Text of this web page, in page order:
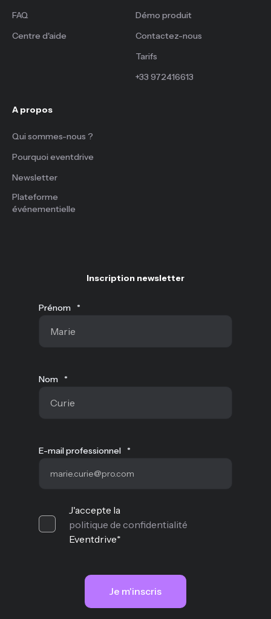
FAQ
Centre d'aide
Démo produit
Contactez-nous
Tarifs
+33 972416613
A propos
Qui sommes-nous ?
Pourquoi eventdrive
Newsletter
Plateforme
événementielle
Inscription newsletter
Prénom *
Nom *
E-mail professionnel *
J'accepte la
politique de confidentialité
Eventdrive*